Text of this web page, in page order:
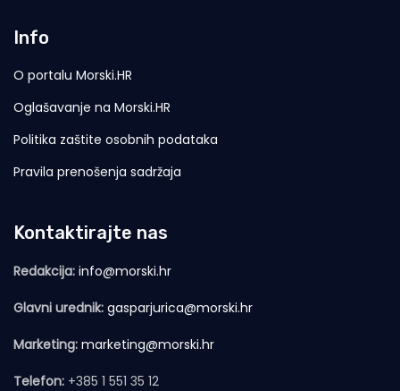
Info
O portalu Morski.HR
Oglašavanje na Morski.HR
Politika zaštite osobnih podataka
Pravila prenošenja sadržaja
Kontaktirajte nas
Redakcija: info@morski.hr
Glavni urednik: gasparjurica@morski.hr
Marketing: marketing@morski.hr
Telefon: +385 1 551 35 12